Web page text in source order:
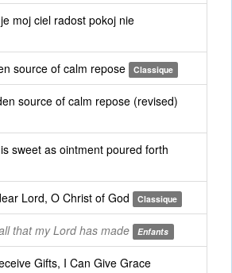
moj ciel radost pokoj nie
source of calm repose Classique
source of calm repose (revised)
sweet as ointment poured forth
Lord, O Christ of God Classique
that my Lord has made Enfants
Gifts, I Can Give Grace